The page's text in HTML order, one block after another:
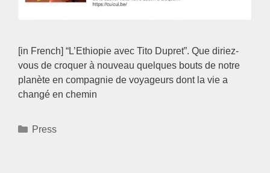
[in French] “L’Ethiopie avec Tito Dupret”. Que diriez-
vous de croquer à nouveau quelques bouts de notre
planète en compagnie de voyageurs dont la vie a
changé en chemin
Categories
Press